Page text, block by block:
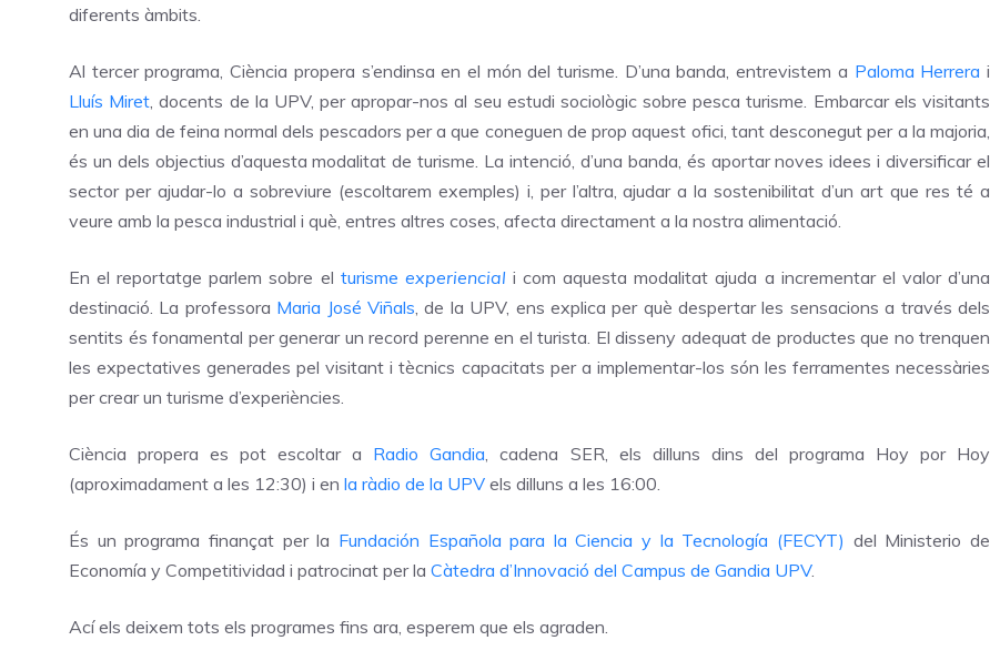
diferents àmbits.
Al tercer programa, Ciència propera s’endinsa en el món del turisme. D’una banda, entrevistem a Paloma Herrera i
Lluís Miret, docents de la UPV, per apropar-nos al seu estudi sociològic sobre pesca turisme. Embarcar els visitants
en una dia de feina normal dels pescadors per a que coneguen de prop aquest ofici, tant desconegut per a la majoria,
és un dels objectius d’aquesta modalitat de turisme. La intenció, d’una banda, és aportar noves idees i diversificar el
sector per ajudar-lo a sobreviure (escoltarem exemples) i, per l’altra, ajudar a la sostenibilitat d’un art que res té a
veure amb la pesca industrial i què, entres altres coses, afecta directament a la nostra alimentació.
En el reportatge parlem sobre el turisme experiencial i com aquesta modalitat ajuda a incrementar el valor d’una
destinació. La professora Maria José Viñals, de la UPV, ens explica per què despertar les sensacions a través dels
sentits és fonamental per generar un record perenne en el turista. El disseny adequat de productes que no trenquen
les expectatives generades pel visitant i tècnics capacitats per a implementar-los són les ferramentes necessàries
per crear un turisme d’experiències.
Ciència propera es pot escoltar a Radio Gandia, cadena SER, els dilluns dins del programa Hoy por Hoy
(aproximadament a les 12:30) i en la ràdio de la UPV els dilluns a les 16:00.
És un programa finançat per la Fundación Española para la Ciencia y la Tecnología (FECYT) del Ministerio de
Economía y Competitividad i patrocinat per la Càtedra d’Innovació del Campus de Gandia UPV.
Ací els deixem tots els programes fins ara, esperem que els agraden.